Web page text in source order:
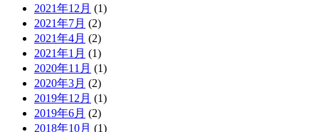
2021年12月 (1)
2021年7月 (2)
2021年4月 (2)
2021年1月 (1)
2020年11月 (1)
2020年3月 (2)
2019年12月 (1)
2019年6月 (2)
2018年10月 (1)